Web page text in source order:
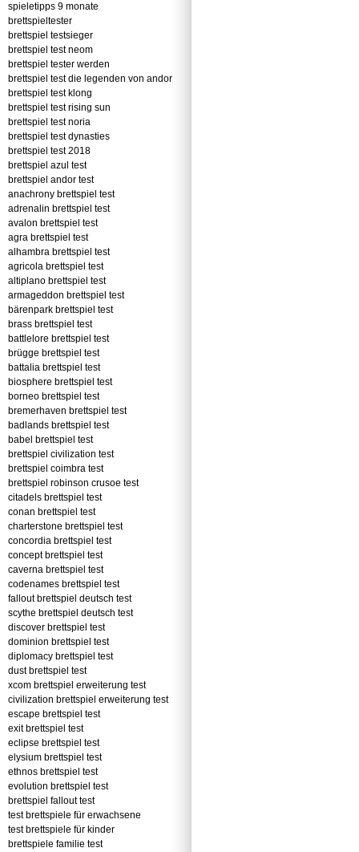
spieletipps 9 monate
brettspieltester
brettspiel testsieger
brettspiel test neom
brettspiel tester werden
brettspiel test die legenden von andor
brettspiel test klong
brettspiel test rising sun
brettspiel test noria
brettspiel test dynasties
brettspiel test 2018
brettspiel azul test
brettspiel andor test
anachrony brettspiel test
adrenalin brettspiel test
avalon brettspiel test
agra brettspiel test
alhambra brettspiel test
agricola brettspiel test
altiplano brettspiel test
armageddon brettspiel test
bärenpark brettspiel test
brass brettspiel test
battlelore brettspiel test
brügge brettspiel test
battalia brettspiel test
biosphere brettspiel test
borneo brettspiel test
bremerhaven brettspiel test
badlands brettspiel test
babel brettspiel test
brettspiel civilization test
brettspiel coimbra test
brettspiel robinson crusoe test
citadels brettspiel test
conan brettspiel test
charterstone brettspiel test
concordia brettspiel test
concept brettspiel test
caverna brettspiel test
codenames brettspiel test
fallout brettspiel deutsch test
scythe brettspiel deutsch test
discover brettspiel test
dominion brettspiel test
diplomacy brettspiel test
dust brettspiel test
xcom brettspiel erweiterung test
civilization brettspiel erweiterung test
escape brettspiel test
exit brettspiel test
eclipse brettspiel test
elysium brettspiel test
ethnos brettspiel test
evolution brettspiel test
brettspiel fallout test
test brettspiele für erwachsene
test brettspiele für kinder
brettspiele familie test